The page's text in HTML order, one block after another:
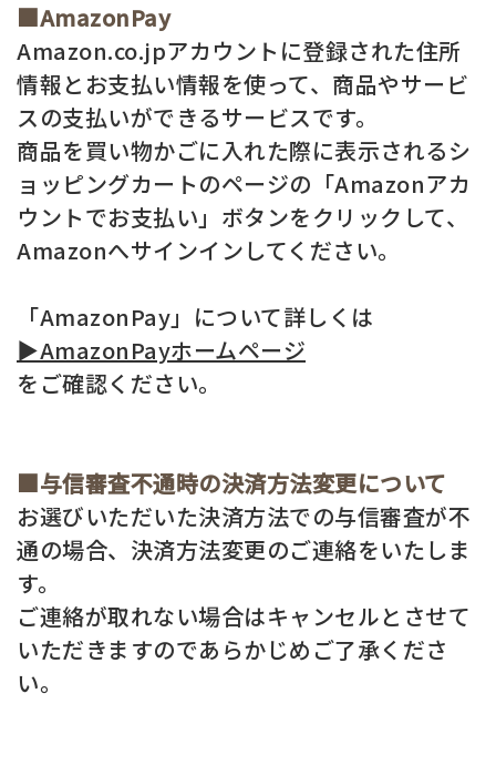
■AmazonPay
Amazon.co.jpアカウントに登録された住所
情報とお支払い情報を使って、商品やサービ
スの支払いができるサービスです。
商品を買い物かごに入れた際に表示されるシ
ョッピングカートのページの「Amazonアカ
ウントでお支払い」ボタンをクリックして、
Amazonへサインインしてください。
「AmazonPay」について詳しくは
▶AmazonPayホームページ
をご確認ください。
■与信審査不通時の決済方法変更について
お選びいただいた決済方法での与信審査が不
通の場合、決済方法変更のご連絡をいたしま
す。
ご連絡が取れない場合はキャンセルとさせて
いただきますのであらかじめご了承くださ
い。